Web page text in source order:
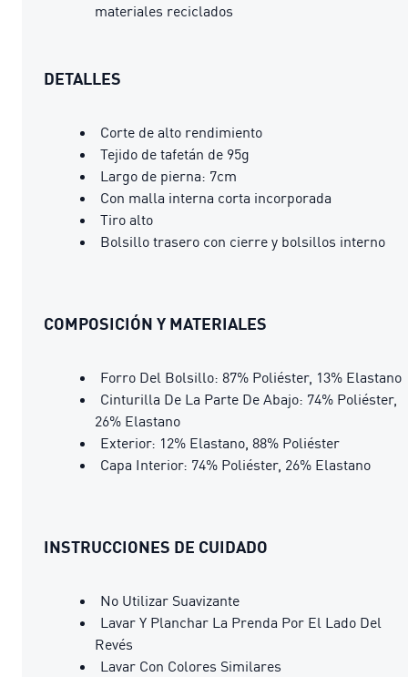
materiales reciclados
DETALLES
Corte de alto rendimiento
Tejido de tafetán de 95g
Largo de pierna: 7cm
Con malla interna corta incorporada
Tiro alto
Bolsillo trasero con cierre y bolsillos interno
COMPOSICIÓN Y MATERIALES
Forro Del Bolsillo: 87% Poliéster, 13% Elastano
Cinturilla De La Parte De Abajo: 74% Poliéster,
26% Elastano
Exterior: 12% Elastano, 88% Poliéster
Capa Interior: 74% Poliéster, 26% Elastano
INSTRUCCIONES DE CUIDADO
No Utilizar Suavizante
Lavar Y Planchar La Prenda Por El Lado Del
Revés
Lavar Con Colores Similares